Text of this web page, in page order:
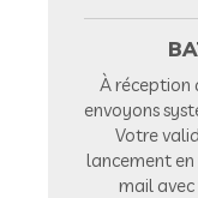
À réception
envoyons
Votre
lancement
mail